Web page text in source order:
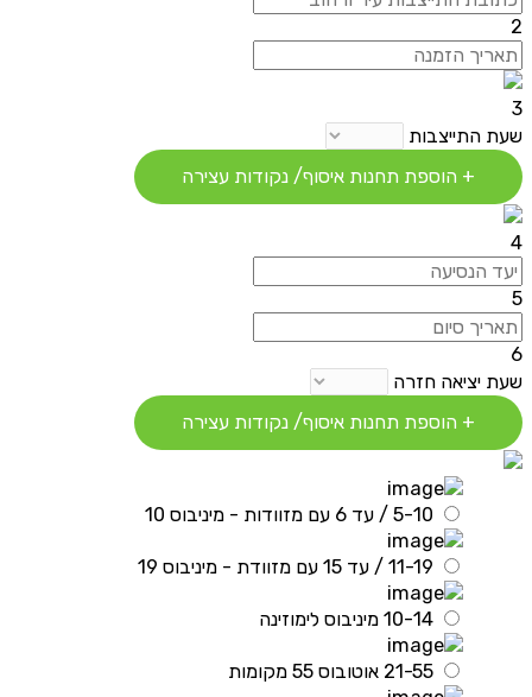
2
3
שעת התייצבות
+ הוספת תחנות איסוף/ נקודות עצירה
4
5
6
שעת יציאה חזרה
+ הוספת תחנות איסוף/ נקודות עצירה
5-10 / עד 6 עם מזוודות - מיניבוס 10
11-19 / עד 15 עם מזוודת - מיניבוס 19
10-14 מיניבוס לימוזינה
21-55 אוטובוס 55 מקומות